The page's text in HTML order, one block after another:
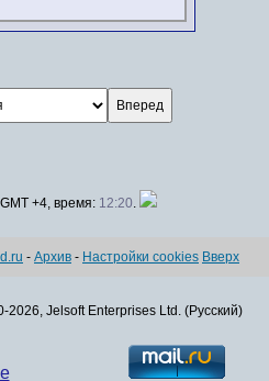
+4, время: 12:20.
- Архив - Настройки cookies Вверх
Jelsoft Enterprises Ltd. (Русский)